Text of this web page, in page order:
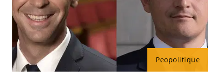
Peopolitique